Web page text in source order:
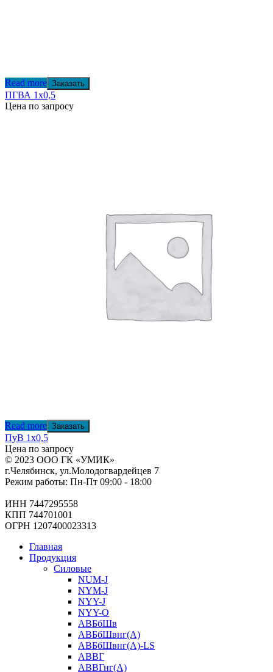
Read more Заказать
ПГВА 1х0,5
Цена по запросу
Read more Заказать
ПуВ 1х0,5
Цена по запросу
© 2023 ООО ГК «УМИК»
г.Челябинск, ул.Молодогвардейцев 7
Режим работы: Пн-Пт 09:00 - 18:00
ИНН 7447295558
КПП 744701001
ОГРН 1207400023313
Главная
Продукция
Силовые
NUM-J
NYM-J
NYY-J
NYY-O
АВБбШв
АВБбШвнг(А)
АВБбШвнг(А)-LS
АВВГ
АВВГнг(А)